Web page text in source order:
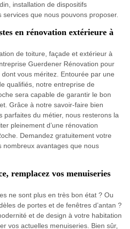
installation de dispositifs
que nous pouvons proposer.
en rénovation extérieure à
de toiture, façade et extérieur à
Guerdener Rénovation pour
vous méritez. Entourée par une
qualifiés, notre entreprise de
sera capable de garantir le bon
Grâce à notre savoir-faire bien
parfaites du métier, nous resterons la
pleinement d’une rénovation
Demandez gratuitement votre
nombreux avantages que nous
remplacez vos menuiseries
ne sont plus en très bon état ? Ou
de portes et de fenêtres d’antan ?
et de design à votre habitation
vos actuelles menuiseries. Bien sûr,